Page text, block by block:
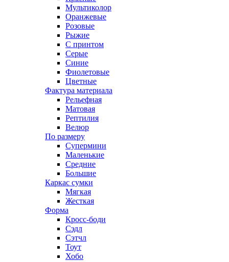
Мультиколор
Оранжевые
Розовые
Рыжие
С принтом
Серые
Синие
Фиолетовые
Цветные
Фактура материала
Рельефная
Матовая
Рептилия
Велюр
По размеру
Супермини
Маленькие
Средние
Большие
Каркас сумки
Мягкая
Жесткая
Форма
Кросс-боди
Сэдл
Сэтчл
Тоут
Хобо